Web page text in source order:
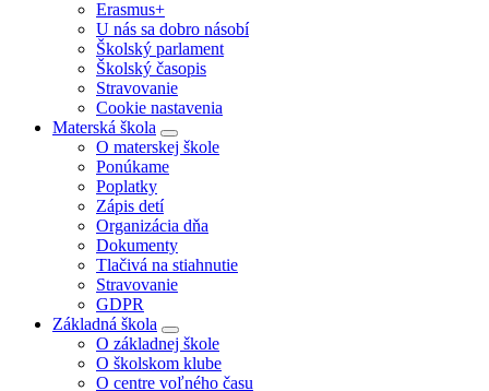
Erasmus+
U nás sa dobro násobí
Školský parlament
Školský časopis
Stravovanie
Cookie nastavenia
Materská škola
O materskej škole
Ponúkame
Poplatky
Zápis detí
Organizácia dňa
Dokumenty
Tlačivá na stiahnutie
Stravovanie
GDPR
Základná škola
O základnej škole
O školskom klube
O centre voľného času